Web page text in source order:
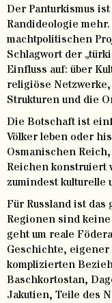
Der Panturkismus
Randideologie
machtpolitischen
Schlagwort der
Einfluss auf: über
religiöse
Strukturen und die
Die Botschaft ist
Völker leben oder
Osmanischen
Reichen konstruiert
zumindest kulturelle
Für Russland ist
Regionen sind
geht um reale
Geschichte,
komplizierten
Baschkortostan,
Jakutien, Teile des